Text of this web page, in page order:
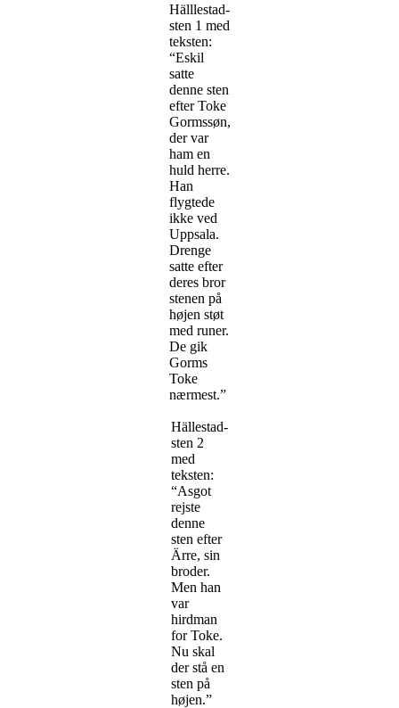
Hälllestad-
sten 1 med
teksten:
“Eskil
satte
denne sten
efter Toke
Gormssøn,
der var
ham en
huld herre.
Han
flygtede
ikke ved
Uppsala.
Drenge
satte efter
deres bror
stenen på
højen støt
med runer.
De gik
Gorms
Toke
nærmest.”
Hällestad-
sten 2
med
teksten:
“Asgot
rejste
denne
sten efter
Ärre, sin
broder.
Men han
var
hirdman
for Toke.
Nu skal
der stå en
sten på
højen.”